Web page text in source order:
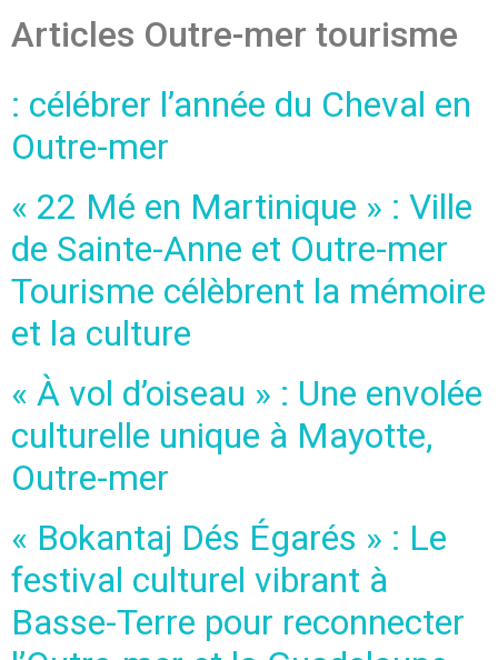
Articles Outre-mer tourisme
: célébrer l’année du Cheval en
Outre-mer
« 22 Mé en Martinique » : Ville
de Sainte-Anne et Outre-mer
Tourisme célèbrent la mémoire
et la culture
« À vol d’oiseau » : Une envolée
culturelle unique à Mayotte,
Outre-mer
« Bokantaj Dés Égarés » : Le
festival culturel vibrant à
Basse-Terre pour reconnecter